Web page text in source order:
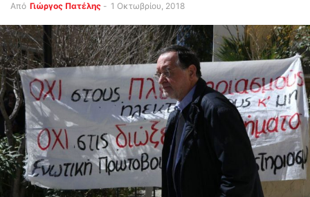
Από Γιώργος Πατέλης - 1 Οκτωβρίου, 2018